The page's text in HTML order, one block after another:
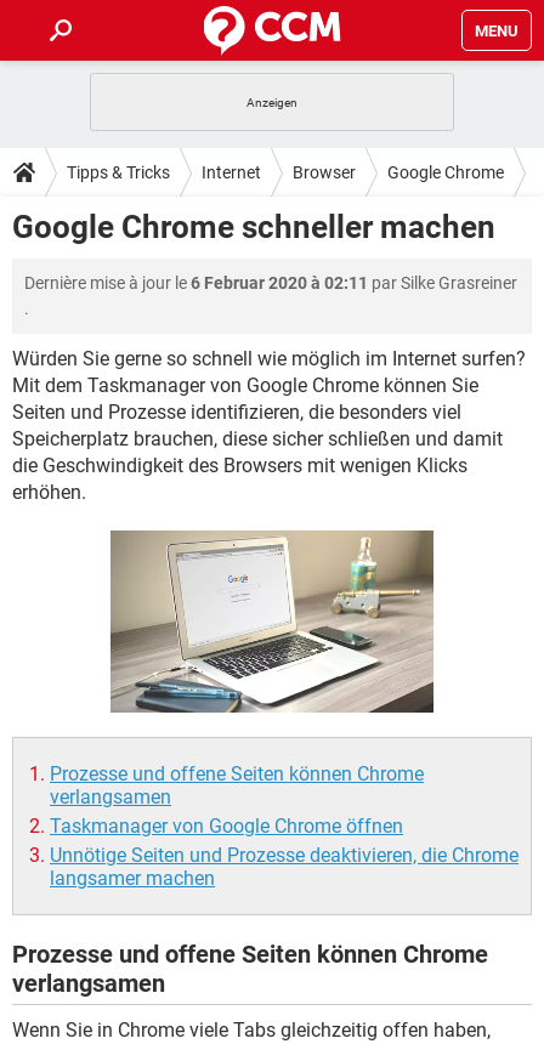
MENU
ANDROID IOS
WINDOWS 10 INSTAGRAM
TIPPS & TRICKS
SPIELE STREAMING
ANDROID IOS
WINDOWS 10 INSTAGRAM
FACEBOOK HARDWARE
DOWNLOADS
WHATSAPP TIKTOK
FACEBOOK HARDWARE
FORUM
ANDROID IOS
WINDOWS 10 INSTAGRAM
WHATSAPP TIKTOK
FACEBOOK
SPIELE STREAMING
ANDROID IOS
WINDOWS 10 INSTAGRAM
HARDWARE
Tipps & Tricks Internet Browser Google Chrome
Google Chrome schneller machen
Dernière mise à jour le6 Februar 2020 à 02:11 parSilke Grasreiner
.
Würden Sie gerne so schnell wie möglich im Internet surfen?
Mit dem Taskmanager von Google Chrome können Sie
Seiten und Prozesse identifizieren, die besonders viel
Speicherplatz brauchen, diese sicher schließen und damit
die Geschwindigkeit des Browsers mit wenigen Klicks
erhöhen.
Prozesse und offene Seiten können Chrome
verlangsamen
Taskmanager von Google Chrome öffnen
Unnötige Seiten und Prozesse deaktivieren, die Chrome
langsamer machen
Prozesse und offene Seiten können Chrome
verlangsamen
Wenn Sie in Chrome viele Tabs gleichzeitig offen haben,